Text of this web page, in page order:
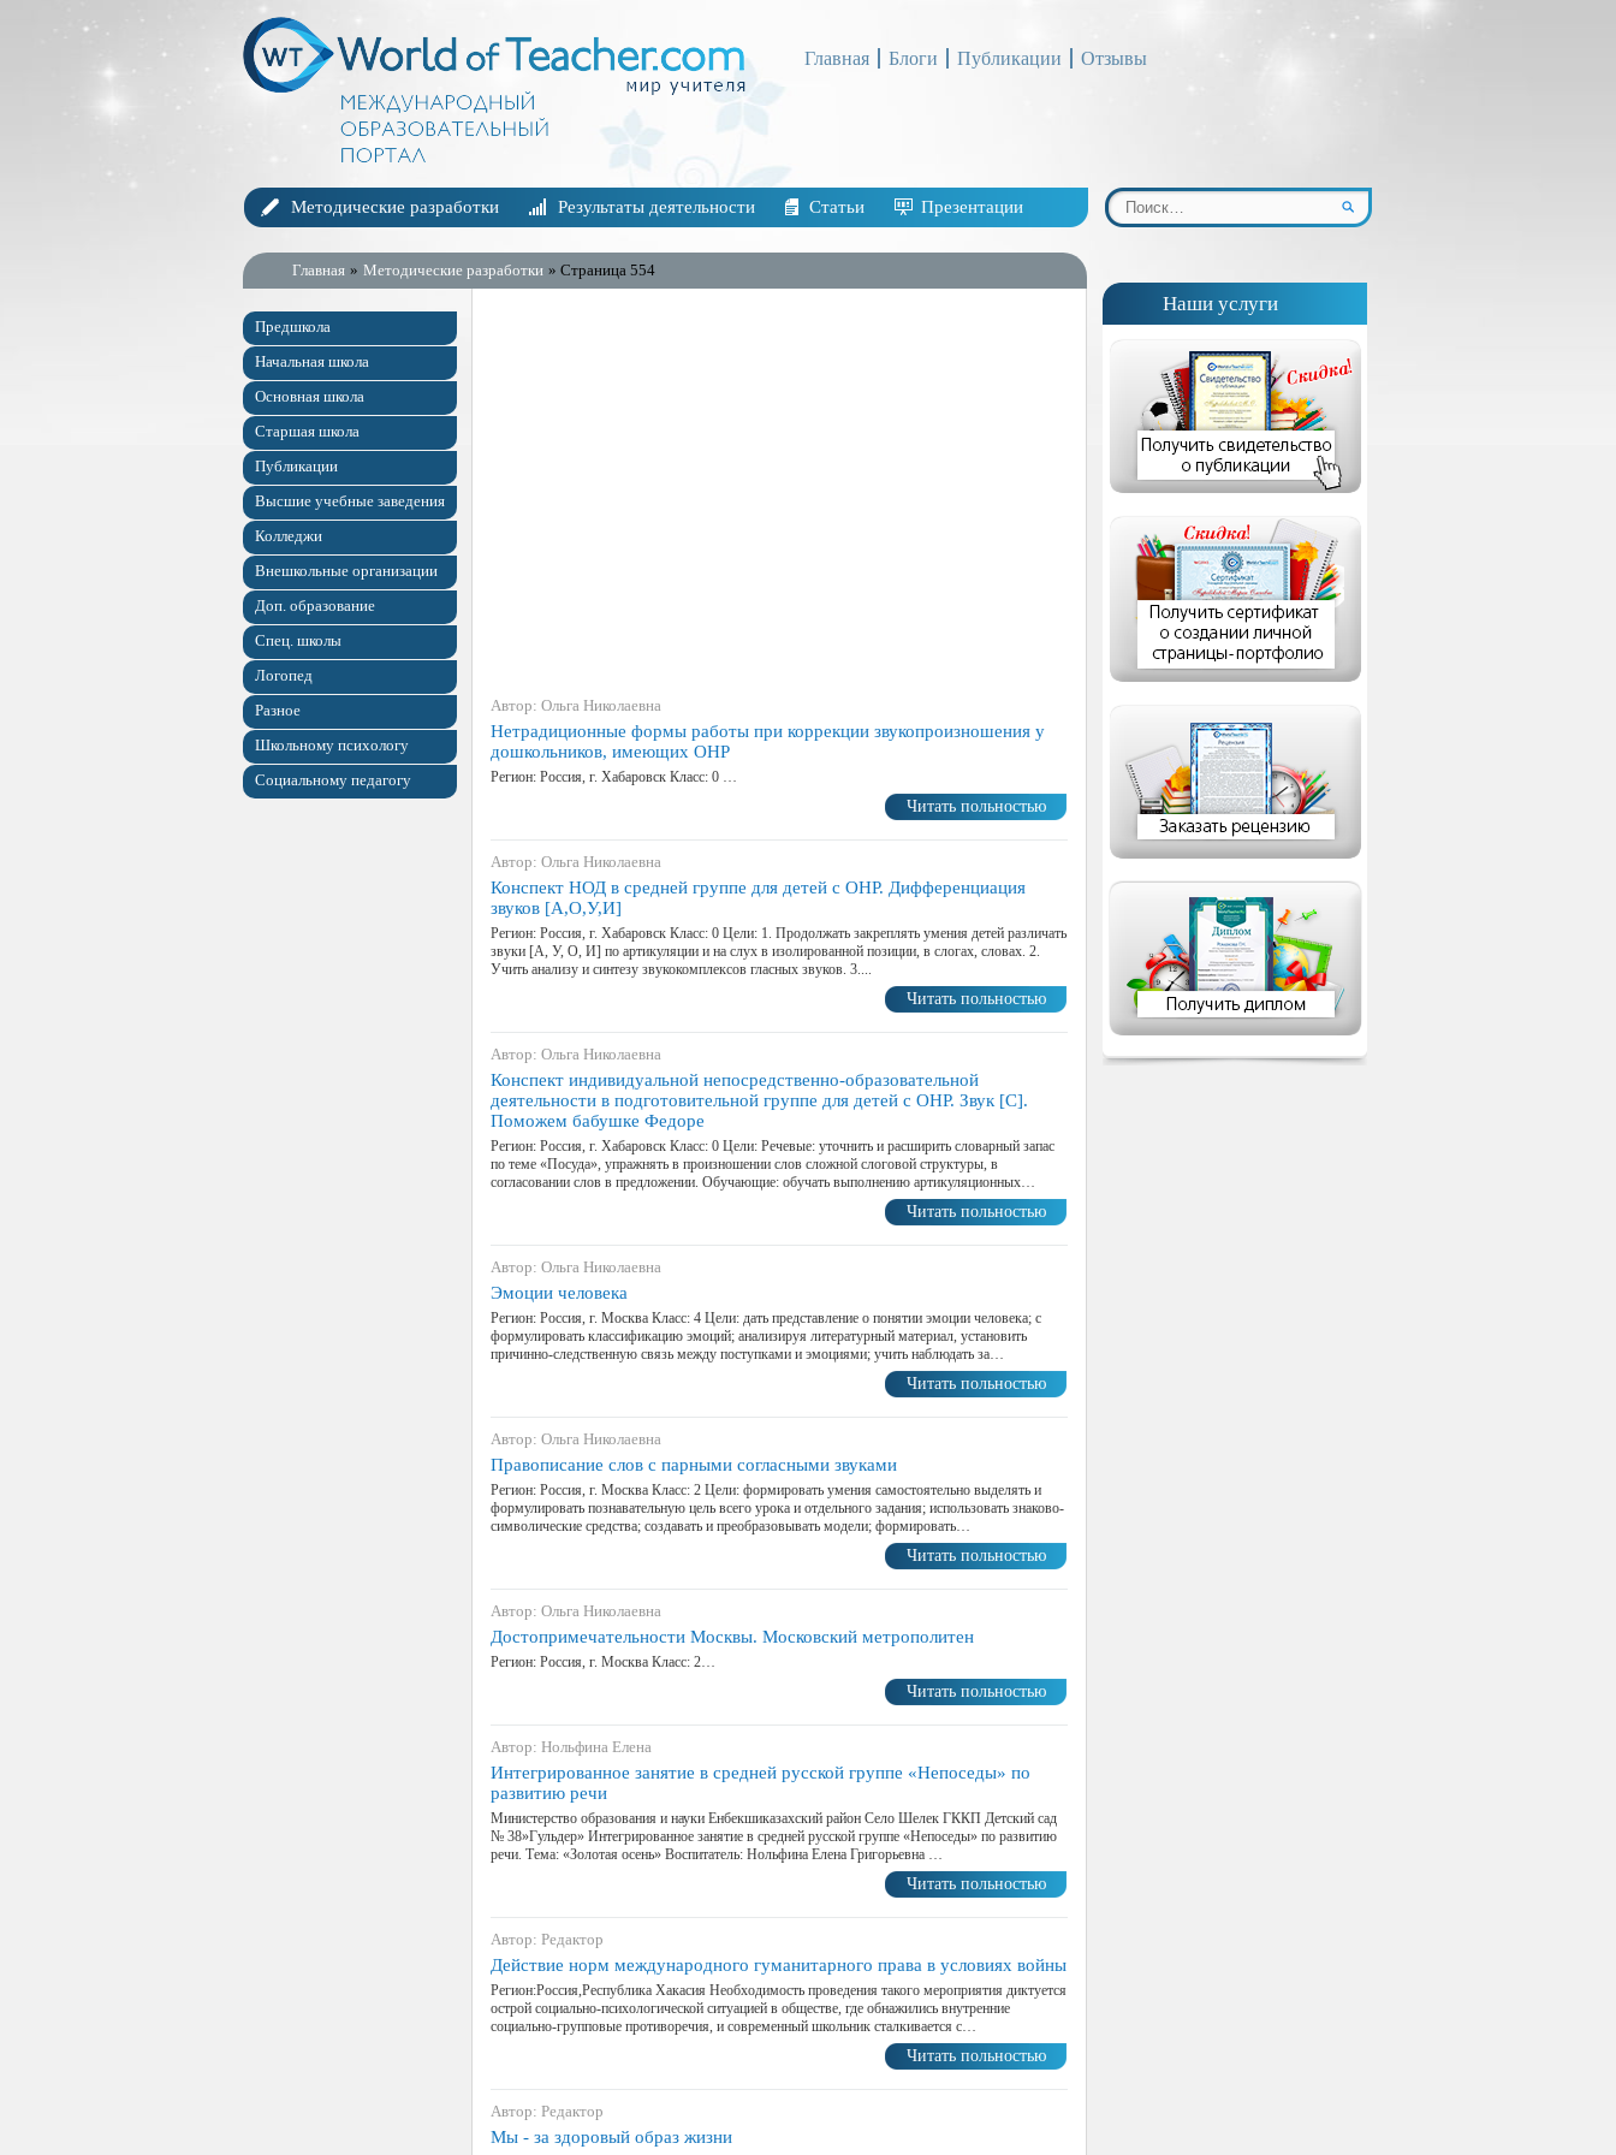
Главная Блоги Публикации Отзывы
Методические разработки Результаты деятельности Статьи Презентации
Главная » Методические разработки » Страница 554
Предшкола
Начальная школа
Основная школа
Старшая школа
Публикации
Высшие учебные заведения
Колледжи
Внешкольные организации
Доп. образование
Спец. школы
Логопед
Разное
Школьному психологу
Социальному педагогу
Автор: Ольга Николаевна
Нетрадиционные формы работы при коррекции звукопроизношения у
дошкольников, имеющих ОНР
Регион: Россия, г. Хабаровск Класс: 0 …
Читать польностью
Автор: Ольга Николаевна
Конспект НОД в средней группе для детей с ОНР. Дифференциация
звуков [А,О,У,И]
Регион: Россия, г. Хабаровск Класс: 0 Цели: 1. Продолжать закреплять умения детей различать
звуки [А, У, О, И] по артикуляции и на слух в изолированной позиции, в слогах, словах. 2.
Учить анализу и синтезу звукокомплексов гласных звуков. 3....
Читать польностью
Автор: Ольга Николаевна
Конспект индивидуальной непосредственно-образовательной
деятельности в подготовительной группе для детей с ОНР. Звук [С].
Поможем бабушке Федоре
Регион: Россия, г. Хабаровск Класс: 0 Цели: Речевые: уточнить и расширить словарный запас
по теме «Посуда», упражнять в произношении слов сложной слоговой структуры, в
согласовании слов в предложении. Обучающие: обучать выполнению артикуляционных…
Читать польностью
Автор: Ольга Николаевна
Эмоции человека
Регион: Россия, г. Москва Класс: 4 Цели: дать представление о понятии эмоции человека; с
формулировать классификацию эмоций; анализируя литературный материал, установить
причинно-следственную связь между поступками и эмоциями; учить наблюдать за…
Читать польностью
Автор: Ольга Николаевна
Правописание слов с парными согласными звуками
Регион: Россия, г. Москва Класс: 2 Цели: формировать умения самостоятельно выделять и
формулировать познавательную цель всего урока и отдельного задания; использовать знаково-
символические средства; создавать и преобразовывать модели; формировать…
Читать польностью
Автор: Ольга Николаевна
Достопримечательности Москвы. Московский метрополитен
Регион: Россия, г. Москва Класс: 2…
Читать польностью
Автор: Нольфина Елена
Интегрированное занятие в средней русской группе «Непоседы» по
развитию речи
Министерство образования и науки Енбекшиказахский район Село Шелек ГККП Детский сад
№ 38»Гульдер» Интегрированное занятие в средней русской группе «Непоседы» по развитию
речи. Тема: «Золотая осень» Воспитатель: Нольфина Елена Григорьевна …
Читать польностью
Автор: Редактор
Действие норм международного гуманитарного права в условиях войны
Регион:Россия,Республика Хакасия Необходимость проведения такого мероприятия диктуется
острой социально-психологической ситуацией в обществе, где обнажились внутренние
социально-групповые противоречия, и современный школьник сталкивается с…
Читать польностью
Автор: Редактор
Мы - за здоровый образ жизни
Наши услуги